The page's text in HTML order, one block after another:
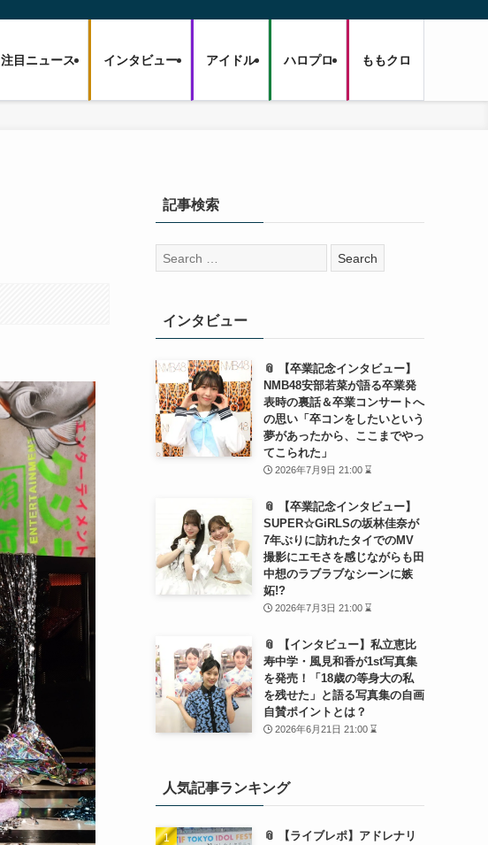
注目ニュース インタビュー アイドル ハロプロ ももクロ
記事検索
検
索:
インタビュー
📎 【卒業記念インタビュー】
NMB48安部若菜が語る卒業発
表時の裏話＆卒業コンサートへ
の思い「卒コンをしたいという
夢があったから、ここまでやっ
てこられた」
2026年7月9日 21:00 ⌛
📎 【卒業記念インタビュー】
SUPER☆GiRLSの坂林佳奈が
7年ぶりに訪れたタイでのMV
撮影にエモさを感じながらも田
中想のラブラブなシーンに嫉
妬!?
2026年7月3日 21:00 ⌛
📎 【インタビュー】私立恵比
寿中学・風見和香が1st写真集
を発売！「18歳の等身大の私
を残せた」と語る写真集の自画
自賛ポイントとは？
2026年6月21日 21:00 ⌛
人気記事ランキング
📎 【ライブレポ】アドレナリ